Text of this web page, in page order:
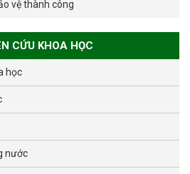
vệ thành công
CỨU KHOA HỌC
học
nước